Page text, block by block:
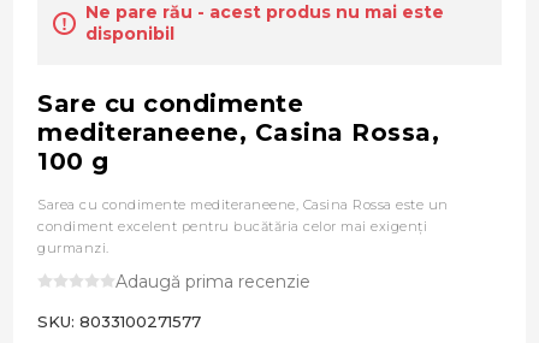
Ne pare rău - acest produs nu mai este
disponibil
Sare cu condimente
mediteraneene, Casina Rossa,
100 g
Sarea cu condimente mediteraneene, Casina Rossa este un
condiment excelent pentru bucătăria celor mai exigenţi
gurmanzi.
Adaugă prima recenzie
SKU: 8033100271577